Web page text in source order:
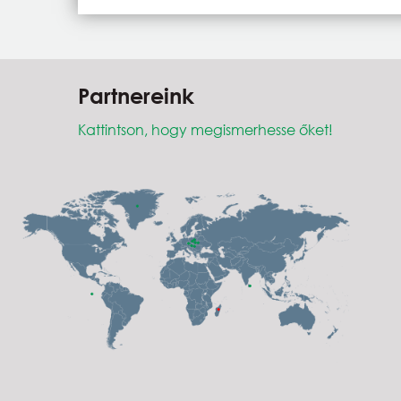
Partnereink
Kattintson, hogy megismerhesse őket!